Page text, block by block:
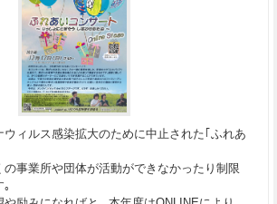
ウィルス感染拡大のために中止された｢ふれあ
事業所や団体が活動ができなかったり制限